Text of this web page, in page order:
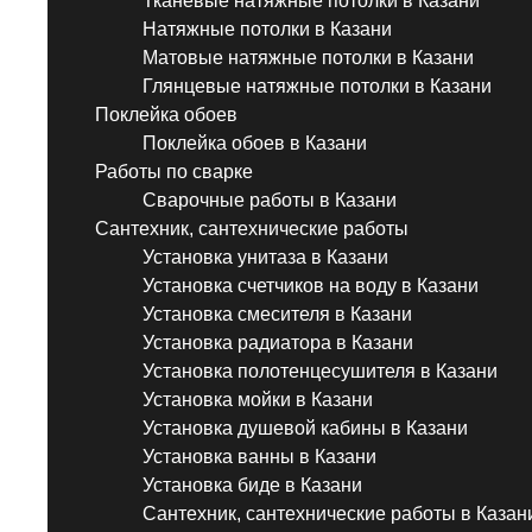
Натяжные потолки в Казани
Матовые натяжные потолки в Казани
Глянцевые натяжные потолки в Казани
Поклейка обоев
Поклейка обоев в Казани
Работы по сварке
Сварочные работы в Казани
Сантехник, сантехнические работы
Установка унитаза в Казани
Установка счетчиков на воду в Казани
Установка смесителя в Казани
Установка радиатора в Казани
Установка полотенцесушителя в Казани
Установка мойки в Казани
Установка душевой кабины в Казани
Установка ванны в Казани
Установка биде в Казани
Сантехник, сантехнические работы в